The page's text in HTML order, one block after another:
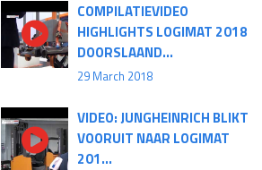
COMPILATIEVIDEO
HIGHLIGHTS LOGIMAT 2018
DOORSLAAND...
29 March 2018
VIDEO: JUNGHEINRICH BLIKT
VOORUIT NAAR LOGIMAT
201...